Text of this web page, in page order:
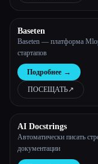
Baseten
Baseten — платформа
стартапов
Подробнее →
ПОСЕЩАТЬ↗︎
AI Docstrings
Автоматически писать
документации